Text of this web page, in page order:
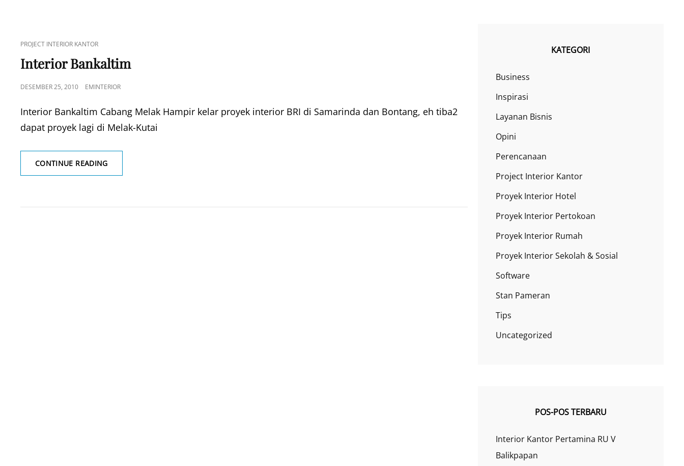
CAT
LINKS
PROJECT INTERIOR KANTOR
Interior Bankaltim
POSTED
DESEMBER 25, 2010 EMINTERIOR
Interior Bankaltim Cabang Melak Hampir kelar proyek interior BRI di Samarinda dan Bontang, eh tiba2
dapat proyek lagi di Melak-Kutai
CONTINUE READINGINTERIOR
BANKALTIM
KATEGORI
Business
Inspirasi
Layanan Bisnis
Opini
Perencanaan
Project Interior Kantor
Proyek Interior Hotel
Proyek Interior Pertokoan
Proyek Interior Rumah
Proyek Interior Sekolah & Sosial
Software
Stan Pameran
Tips
Uncategorized
POS-POS TERBARU
Interior Kantor Pertamina RU V
Balikpapan